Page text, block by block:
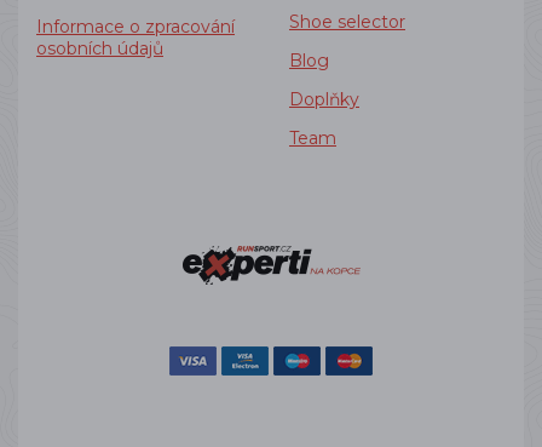
Informace o zpracování
osobních údajů
Shoe selector
Blog
Doplňky
Team